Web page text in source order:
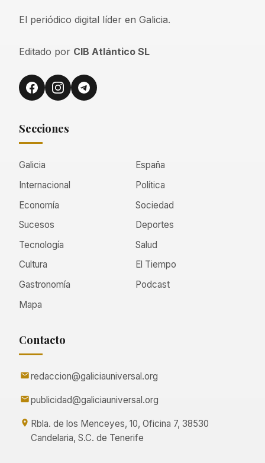
El periódico digital líder en Galicia.
Editado por CIB Atlántico SL
Secciones
Galicia
España
Internacional
Política
Economía
Sociedad
Sucesos
Deportes
Tecnología
Salud
Cultura
El Tiempo
Gastronomía
Podcast
Mapa
Contacto
redaccion@galiciauniversal.org
publicidad@galiciauniversal.org
Rbla. de los Menceyes, 10, Oficina 7, 38530
Candelaria, S.C. de Tenerife